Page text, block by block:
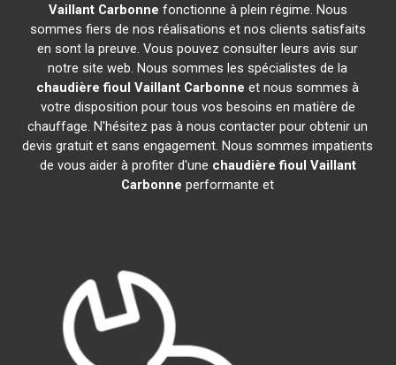
Vaillant Carbonne fonctionne à plein régime. Nous
sommes fiers de nos réalisations et nos clients satisfaits
en sont la preuve. Vous pouvez consulter leurs avis sur
notre site web. Nous sommes les spécialistes de la
chaudière fioul Vaillant Carbonne et nous sommes à
votre disposition pour tous vos besoins en matière de
chauffage. N'hésitez pas à nous contacter pour obtenir un
devis gratuit et sans engagement. Nous sommes impatients
de vous aider à profiter d'une chaudière fioul Vaillant
Carbonne performante et